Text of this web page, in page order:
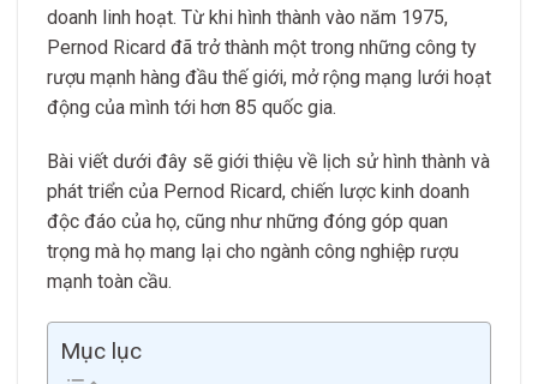
doanh linh hoạt. Từ khi hình thành vào năm 1975,
Pernod Ricard đã trở thành một trong những công ty
rượu mạnh hàng đầu thế giới, mở rộng mạng lưới hoạt
động của mình tới hơn 85 quốc gia.
Bài viết dưới đây sẽ giới thiệu về lịch sử hình thành và
phát triển của Pernod Ricard, chiến lược kinh doanh
độc đáo của họ, cũng như những đóng góp quan
trọng mà họ mang lại cho ngành công nghiệp rượu
mạnh toàn cầu.
Mục lục